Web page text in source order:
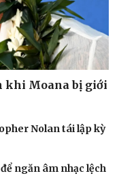
khi Moana bị giới
Nolan tái lập kỳ
ngăn âm nhạc lệch